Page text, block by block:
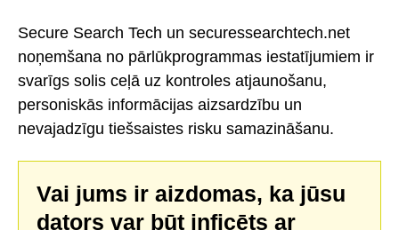
Secure Search Tech un securessearchtech.net
noņemšana no pārlūkprogrammas iestatījumiem ir
svarīgs solis ceļā uz kontroles atjaunošanu,
personiskās informācijas aizsardzību un
nevajadzīgu tiešsaistes risku samazināšanu.
Vai jums ir aizdomas, ka jūsu
dators var būt inficēts ar